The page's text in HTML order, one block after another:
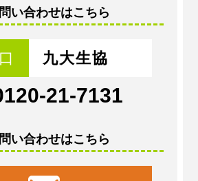
い合わせはこちら
九大生協
21-7131
い合わせはこちら